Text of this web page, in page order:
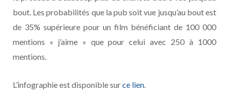
bout. Les probabilités que la pub soit vue jusqu’au bout est
de 35% supérieure pour un film bénéficiant de 100 000
mentions « j’aime » que pour celui avec 250 à 1000
mentions.
L’infographie est disponible surce lien.